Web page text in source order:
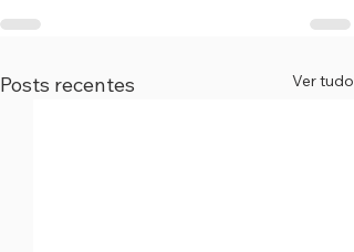
Posts recentes Ver tudo